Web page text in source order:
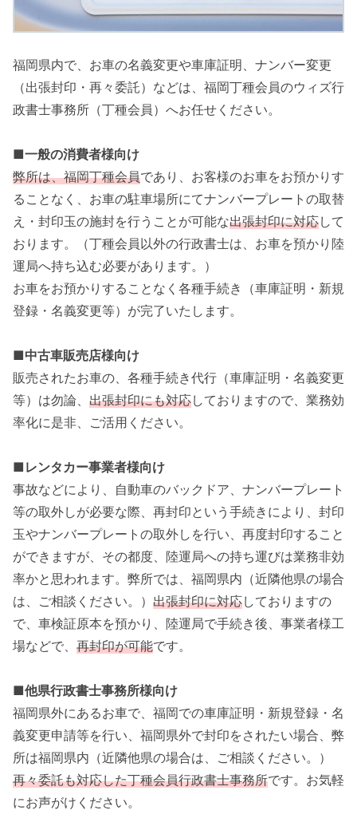
福岡県内で、お車の名義変更や車庫証明、ナンバー変更
（出張封印・再々委託）などは、福岡丁種会員のウィズ行
政書士事務所（丁種会員）へお任せください。
■一般の消費者様向け
弊所は、福岡丁種会員であり、お客様のお車をお預かりす
ることなく、お車の駐車場所にてナンバープレートの取替
え・封印玉の施封を行うことが可能な出張封印に対応して
おります。（丁種会員以外の行政書士は、お車を預かり陸
運局へ持ち込む必要があります。）
お車をお預かりすることなく各種手続き（車庫証明・新規
登録・名義変更等）が完了いたします。
■中古車販売店様向け
販売されたお車の、各種手続き代行（車庫証明・名義変更
等）は勿論、 出張封印にも対応しておりますので、業務効
率化に是非、ご活用ください。
■ レンタカー事業者様向け
事故などにより、自動車のバックドア、ナンバープレート
等の取外しが必要な際、再封印という手続きにより、封印
玉やナンバープレートの取外しを行い、再度封印すること
ができますが、その都度、陸運局への持ち運びは業務非効
率かと思われます。弊所では、福岡県内（近隣他県の場合
は、ご相談ください。） 出張封印に対応しておりますの
で、車検証原本を預かり、陸運局で手続き後、事業者様工
場などで、 再封印が可能です。
■他県行政書士事務所様向け
福岡県外にあるお車で、福岡での車庫証明・新規登録・名
義変更申請等を行い、福岡県外で封印をされたい場合、弊
所は福岡県内（近隣他県の場合は、ご相談ください。）
再々委託も対応した丁種会員行政書士事務所です。お気軽
にお声がけください。